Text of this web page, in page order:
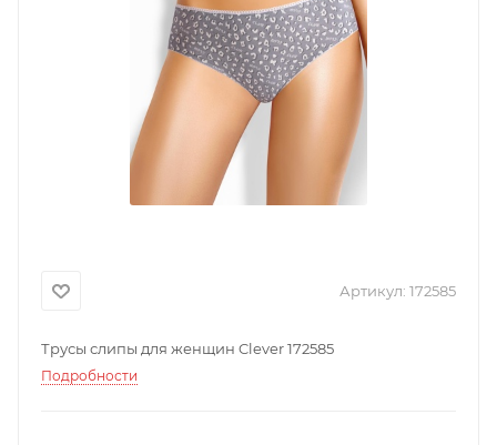
Артикул: 172585
Трусы слипы для женщин Clever 172585
Подробности